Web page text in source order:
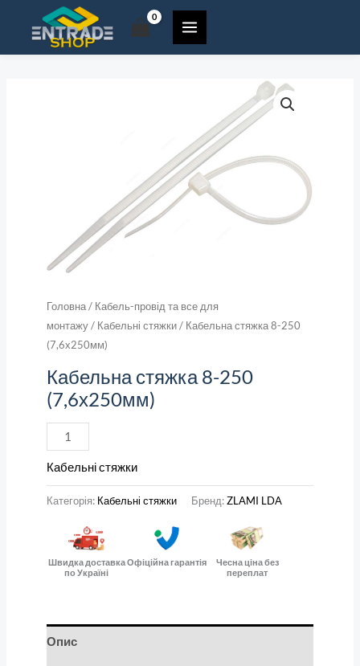
вмісту
Головна/ Кабель-провід та все для
монтажу/ Кабельні стяжки/ Кабельна стяжка 8-250
(7,6х250мм)
Кабельна стяжка 8-250
(7,6х250мм)
Кабельні стяжки
Категорія: Кабельні стяжки Бренд:ZLAMI LDA
Швидка доставка
по Україні
Офіційна гарантія
Чесна ціна без
переплат
Опис
250
(7,6х250мм)